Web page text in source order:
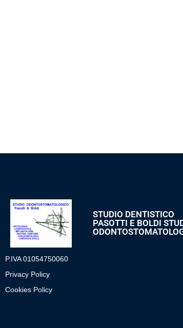
STUDIO DENTISTICO
PASOTTI E BOLDI
P.IVA 01054750060
Privacy Policy
Cookies Policy